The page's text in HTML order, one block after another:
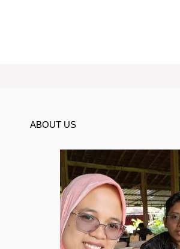
ABOUT US